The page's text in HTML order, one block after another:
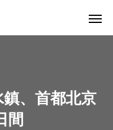
、首都北京
間